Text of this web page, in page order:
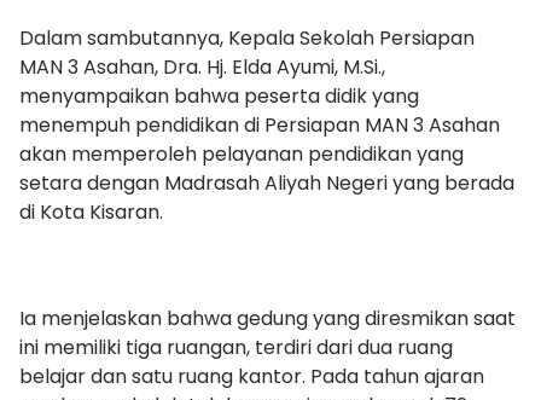
Dalam sambutannya, Kepala Sekolah Persiapan
MAN 3 Asahan, Dra. Hj. Elda Ayumi, M.Si.,
menyampaikan bahwa peserta didik yang
menempuh pendidikan di Persiapan MAN 3 Asahan
akan memperoleh pelayanan pendidikan yang
setara dengan Madrasah Aliyah Negeri yang berada
di Kota Kisaran.
Ia menjelaskan bahwa gedung yang diresmikan saat
ini memiliki tiga ruangan, terdiri dari dua ruang
belajar dan satu ruang kantor. Pada tahun ajaran